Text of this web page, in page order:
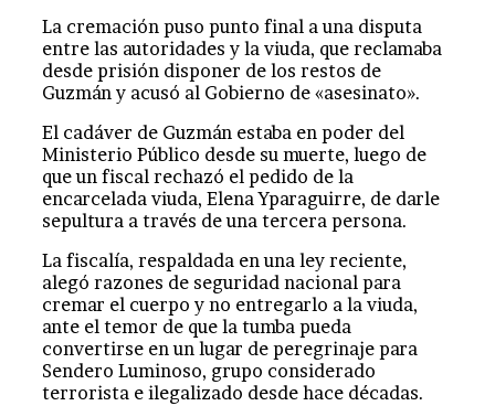
La cremación puso punto final a una disputa
entre las autoridades y la viuda, que reclamaba
desde prisión disponer de los restos de
Guzmán y acusó al Gobierno de «asesinato».
El cadáver de Guzmán estaba en poder del
Ministerio Público desde su muerte, luego de
que un fiscal rechazó el pedido de la
encarcelada viuda, Elena Yparaguirre, de darle
sepultura a través de una tercera persona.
La fiscalía, respaldada en una ley reciente,
alegó razones de seguridad nacional para
cremar el cuerpo y no entregarlo a la viuda,
ante el temor de que la tumba pueda
convertirse en un lugar de peregrinaje para
Sendero Luminoso, grupo considerado
terrorista e ilegalizado desde hace décadas.